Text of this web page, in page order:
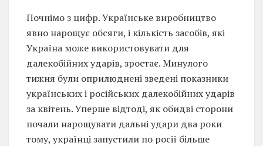
Почнімо з цифр. Українське виробництво
явно нарощує обсяги, і кількість засобів, які
Україна може використовувати для
далекобійних ударів, зростає. Минулого
тижня були оприлюднені зведені показники
українських і російських далекобійних ударів
за квітень. Уперше відтоді, як обидві сторони
почали нарощувати дальні удари два роки
тому, українці запустили по росії більше